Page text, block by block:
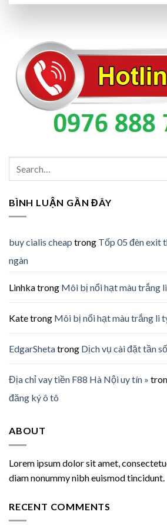
BÌNH LUẬN GẦN ĐÂY
buy cialis cheap trong Tốp 05 đèn exit
ngàn
Linhkatrong Môi bị nổi hạt màu trắng
Katetrong Môi bị nổi hạt màu trắng li
EdgarShetatrong Dịch vụ cài đặt tần
Địa chỉ vay tiền F88 Hà Nội uy tín »
đăng ký ô tô
ABOUT
Lorem ipsum dolor sit amet,
diam nonummy nibh euismod tincidunt.
RECENT COMMENTS